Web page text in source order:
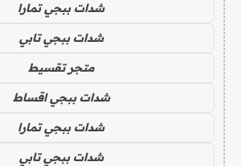
شدات ببجي تمارا
شدات ببجي تابي
متجر تقسيط
شدات ببجي اقساط
شدات ببجي تمارا
شدات ببجي تابي